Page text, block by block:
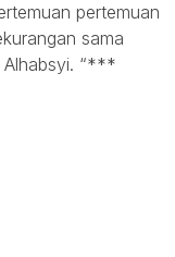
pertemuan
sama
Alhabsyi. “***